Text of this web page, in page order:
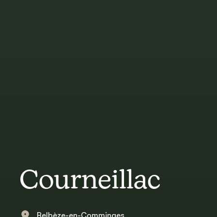
Courneillac
Belbèze-en-Comminges